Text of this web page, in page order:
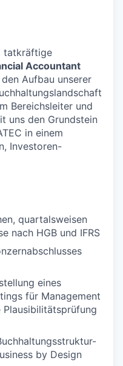
tatkräftige
Accountant
Aufbau unserer
Bereichsleiter und
uns den Grundstein
in einem
Investoren-
quartalsweisen
nach HGB und IFRS
eines
für Management
Plausibilitätsprüfung
by Design